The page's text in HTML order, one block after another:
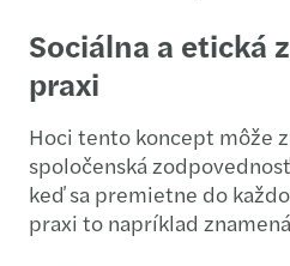
Sociálna a etická
praxi
Hoci tento koncept môže
spoločenská
keď sa premietne do
praxi to napríklad